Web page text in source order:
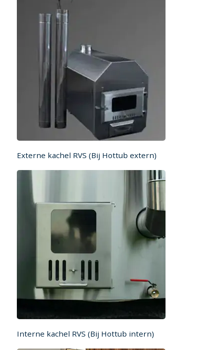
Externe kachel RVS (Bij Hottub extern)
Interne kachel RVS (Bij Hottub intern)